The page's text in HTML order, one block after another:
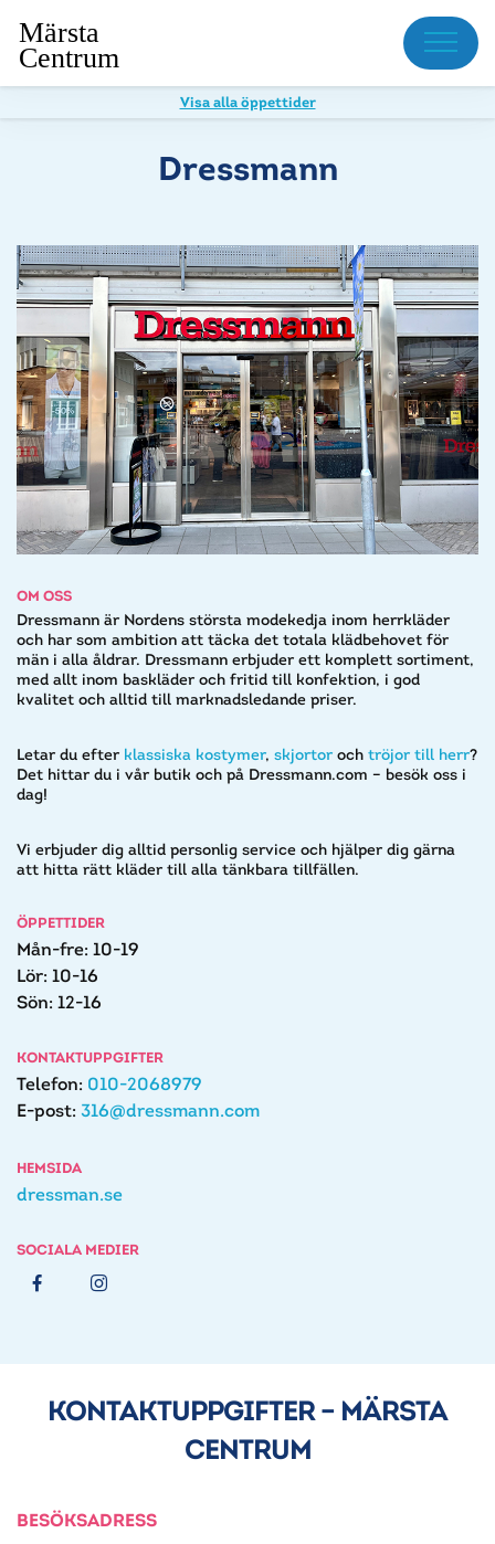
Meny
Visa alla öppettider
Dressmann
OM OSS
Dressmann är Nordens största modekedja inom herrkläder
och har som ambition att täcka det totala klädbehovet för
män i alla åldrar. Dressmann erbjuder ett komplett sortiment,
med allt inom baskläder och fritid till konfektion, i god
kvalitet och alltid till marknadsledande priser.
Letar du efter klassiska kostymer, skjortor och ​ tröjor till herr?
Det hittar du i vår butik och på Dressmann.com – besök oss i
dag!​
Vi erbjuder dig alltid personlig service och hjälper dig gärna
att hitta rätt kläder till alla tänkbara tillfällen.
ÖPPETTIDER
Mån-fre: 10-19
Lör: 10-16
Sön: 12-16
KONTAKTUPPGIFTER
Telefon: 010-2068979
E-post: 316@dressmann.com
HEMSIDA
dressman.se
SOCIALA MEDIER
KONTAKTUPPGIFTER – MÄRSTA
CENTRUM
BESÖKSADRESS